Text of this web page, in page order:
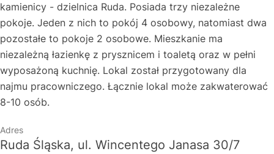
kamienicy - dzielnica Ruda. Posiada trzy niezależne
pokoje. Jeden z nich to pokój 4 osobowy, natomiast dwa
pozostałe to pokoje 2 osobowe. Mieszkanie ma
niezależną łazienkę z prysznicem i toaletą oraz w pełni
wyposażoną kuchnię. Lokal został przygotowany dla
najmu pracowniczego. Łącznie lokal może zakwaterować
8-10 osób.
Adres
Ruda Śląska, ul. Wincentego Janasa 30/7